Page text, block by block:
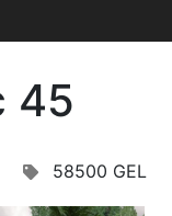
45
58500 GEL